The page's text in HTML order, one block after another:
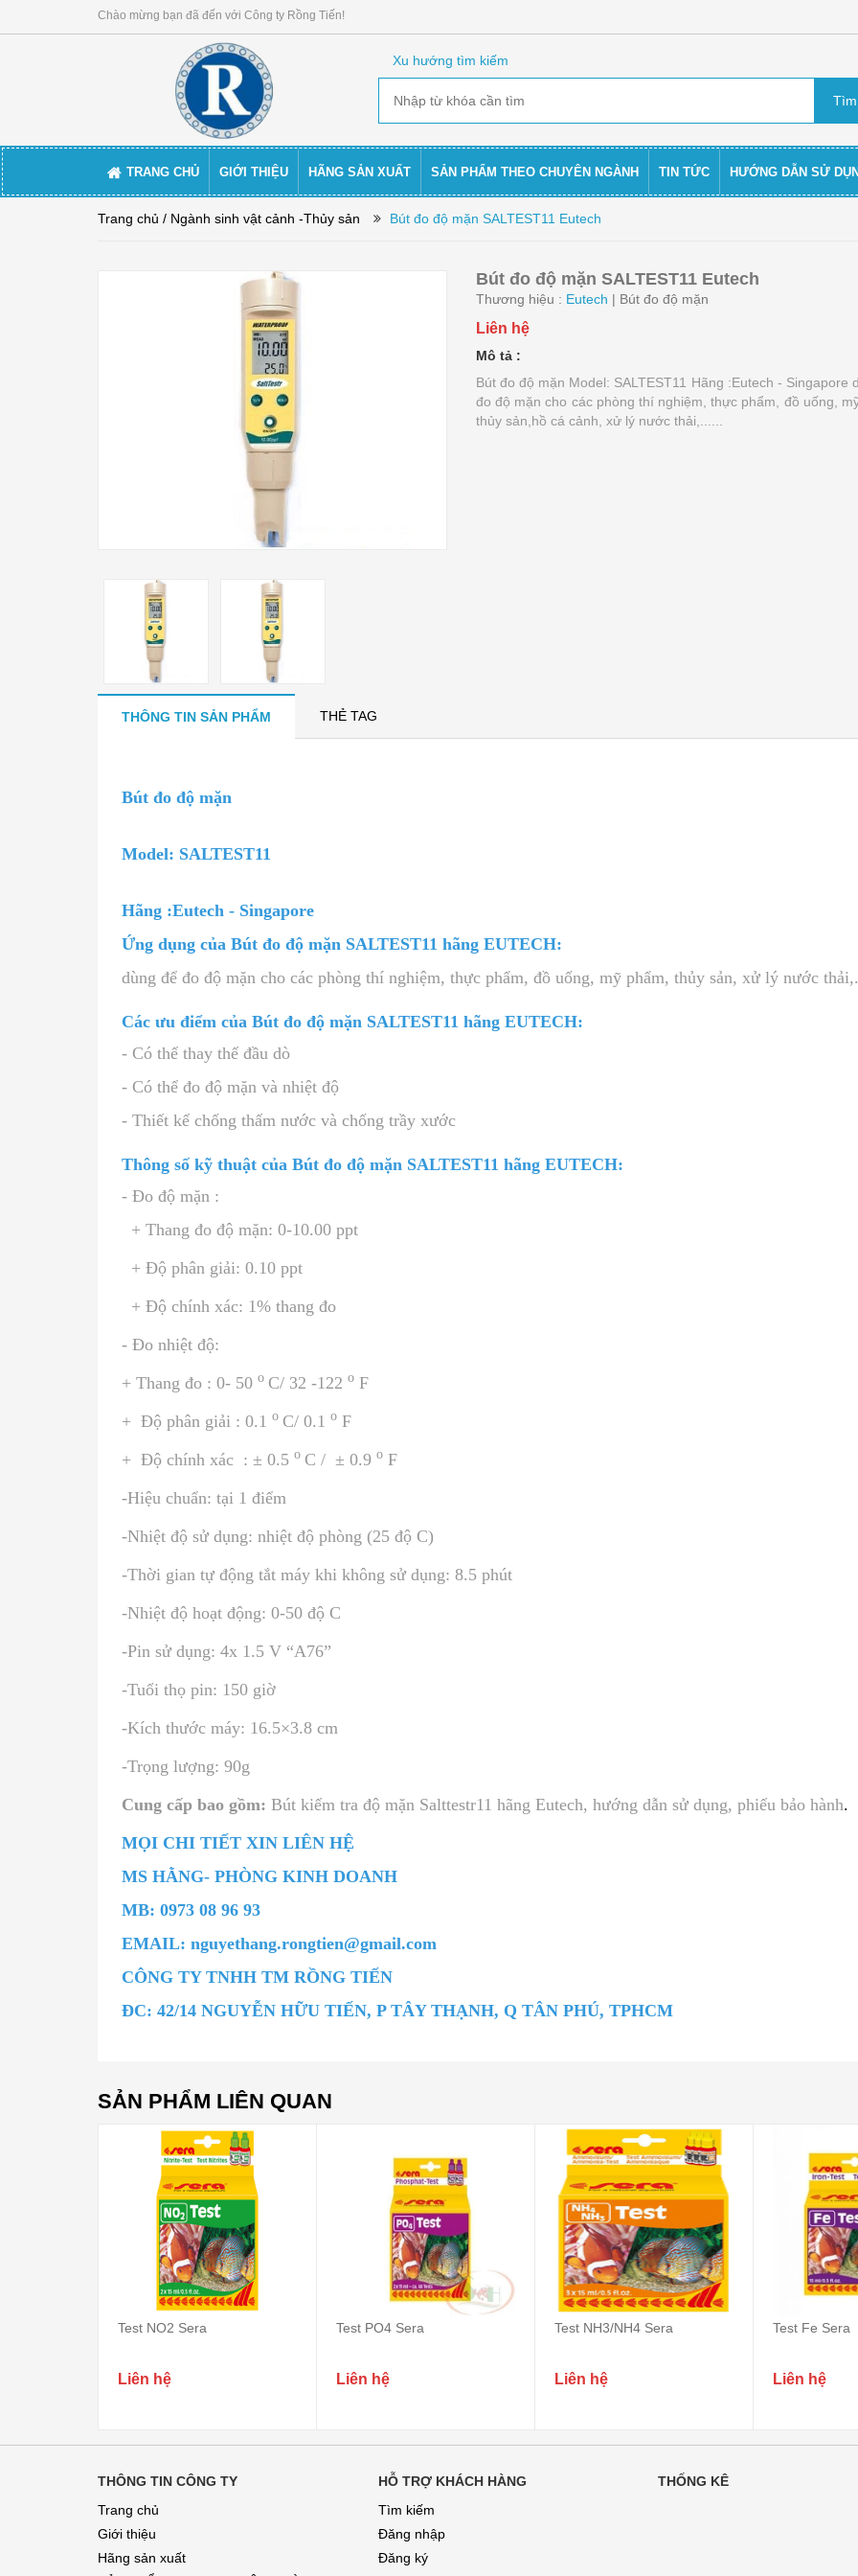
Chào mừng bạn đã đến với Công ty Rồng Tiến!
Xu hướng tìm kiếm
TRANG CHỦ GIỚI THIỆU HÃNG SẢN XUẤT SẢN PHẨM THEO CHUYÊN NGÀNH TIN TỨC HƯỚNG DẪN SỬ
Trang chủ / Ngành sinh vật cảnh -Thủy sản Bút đo độ mặn SALTEST11 Eutech
Bút đo độ mặn SALTEST11 Eutech
Thương hiệu : Eutech | Bút đo độ mặn
Liên hệ
Mô tả :
Bút đo độ mặn Model: SALTEST11 Hãng :Eutech - Singapore
đo độ mặn cho các phòng thí nghiệm, thực phẩm, đồ uống,
thủy sản,hồ cá cảnh, xử lý nước thải,......
THÔNG TIN SẢN PHẨM THẺ TAG
Bút đo độ mặn
Model: SALTEST11
Hãng :Eutech - Singapore
Ứng dụng của Bút đo độ mặn SALTEST11 hãng EUTECH:
dùng để đo độ mặn cho các phòng thí nghiệm, thực phẩm, đồ uống, mỹ phẩm, thủy sản, xử lý nước
Các ưu điểm của Bút đo độ mặn SALTEST11 hãng EUTECH:
- Có thể thay thế đầu dò
- Có thể đo độ mặn và nhiệt độ
- Thiết kế chống thấm nước và chống trầy xước
Thông số kỹ thuật của Bút đo độ mặn SALTEST11 hãng EUTECH:
- Đo độ mặn :
+ Thang đo độ mặn: 0-10.00 ppt
+ Độ phân giải: 0.10 ppt
+ Độ chính xác: 1% thang đo
- Đo nhiệt độ:
+ Thang đo : 0- 50 o C/ 32 -122 o F
+ Độ phân giải : 0.1 o C/ 0.1 o F
+ Độ chính xác : ± 0.5 o C / ± 0.9 o F
-Hiệu chuẩn: tại 1 điểm
-Nhiệt độ sử dụng: nhiệt độ phòng (25 độ C)
-Thời gian tự động tắt máy khi không sử dụng: 8.5 phút
-Nhiệt độ hoạt động: 0-50 độ C
-Pin sử dụng: 4x 1.5 V “A76”
-Tuổi thọ pin: 150 giờ
-Kích thước máy: 16.5×3.8 cm
-Trọng lượng: 90g
Cung cấp bao gồm: Bút kiểm tra độ mặn Salttestr11 hãng Eutech, hướng dẫn sử dụng, phiếu bảo hành.
MỌI CHI TIẾT XIN LIÊN HỆ
MS HẰNG- PHÒNG KINH DOANH
MB: 0973 08 96 93
EMAIL: nguyethang.rongtien@gmail.com
CÔNG TY TNHH TM RỒNG TIẾN
ĐC: 42/14 NGUYỄN HỮU TIẾN, P TÂY THẠNH, Q TÂN PHÚ, TPHCM
SẢN PHẨM LIÊN QUAN
Test NO2 Sera
Liên hệ
Test PO4 Sera
Liên hệ
Test NH3/NH4 Sera
Liên hệ
Test Fe Sera
Liên hệ
THÔNG TIN CÔNG TY
Trang chủ
Giới thiệu
Hãng sản xuất
HỖ TRỢ KHÁCH HÀNG
Tìm kiếm
Đăng nhập
Đăng ký
THỐNG KÊ